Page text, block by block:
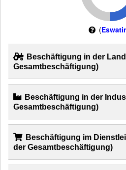
(
Beschäftigung in der
Gesamtbeschäftigung)
Beschäftigung in der
Gesamtbeschäftigung)
Beschäftigung im
der Gesamtbeschäftigung)